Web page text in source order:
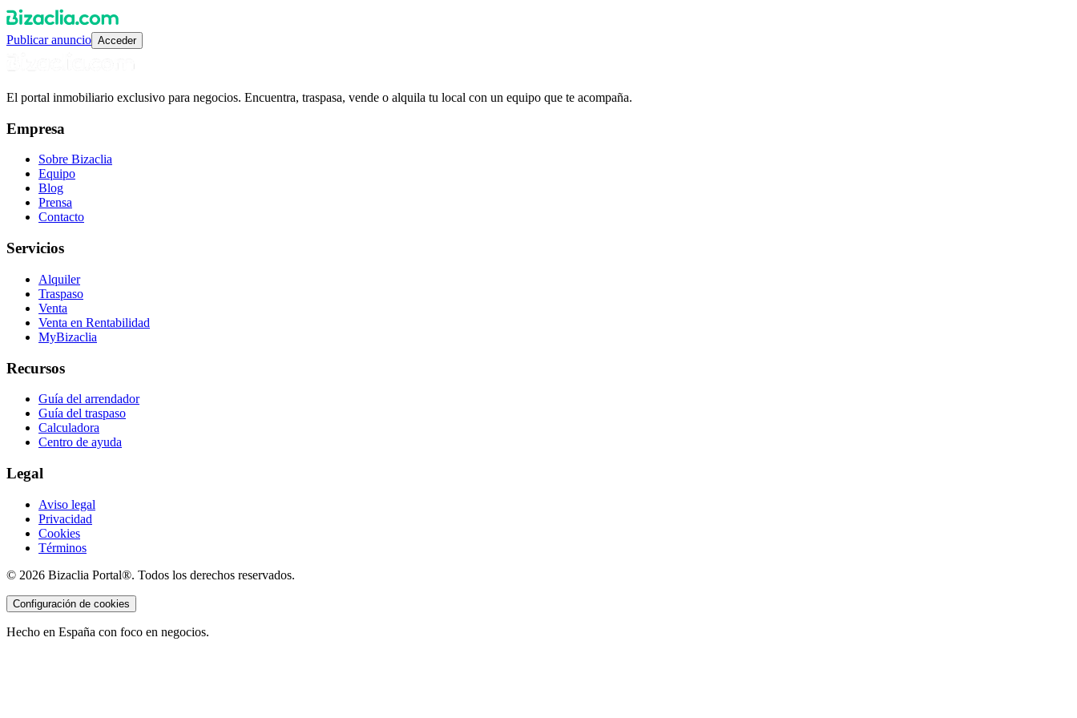
Publicar anuncio Acceder
El portal inmobiliario exclusivo para negocios. Encuentra, traspasa, vende o alquila tu local con un equipo que te acompaña.
Empresa
Sobre Bizaclia
Equipo
Blog
Prensa
Contacto
Servicios
Alquiler
Traspaso
Venta
Venta en Rentabilidad
MyBizaclia
Recursos
Guía del arrendador
Guía del traspaso
Calculadora
Centro de ayuda
Legal
Aviso legal
Privacidad
Cookies
Términos
© 2026 Bizaclia Portal®. Todos los derechos reservados.
Configuración de cookies
Hecho en España con foco en negocios.